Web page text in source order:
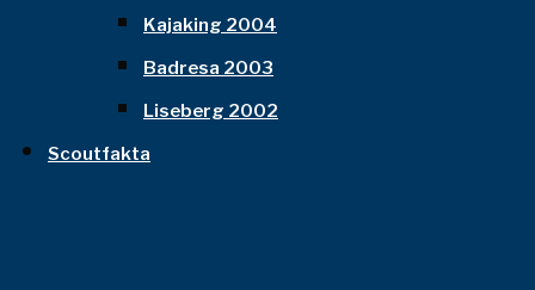
Kajaking 2004
Badresa 2003
Liseberg 2002
Scoutfakta